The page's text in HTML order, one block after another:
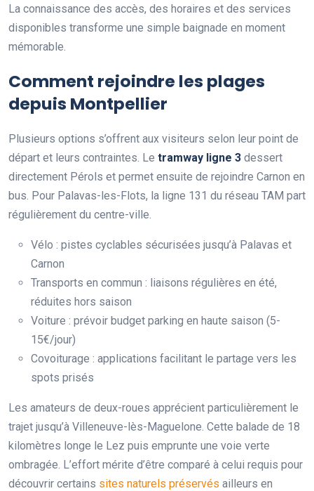
La connaissance des accès, des horaires et des services
disponibles transforme une simple baignade en moment
mémorable.
Comment rejoindre les plages
depuis Montpellier
Plusieurs options s’offrent aux visiteurs selon leur point de
départ et leurs contraintes. Le tramway ligne 3 dessert
directement Pérols et permet ensuite de rejoindre Carnon en
bus. Pour Palavas-les-Flots, la ligne 131 du réseau TAM part
régulièrement du centre-ville.
Vélo : pistes cyclables sécurisées jusqu’à Palavas et
Carnon
Transports en commun : liaisons régulières en été,
réduites hors saison
Voiture : prévoir budget parking en haute saison (5-
15€/jour)
Covoiturage : applications facilitant le partage vers les
spots prisés
Les amateurs de deux-roues apprécient particulièrement le
trajet jusqu’à Villeneuve-lès-Maguelone. Cette balade de 18
kilomètres longe le Lez puis emprunte une voie verte
ombragée. L’effort mérite d’être comparé à celui requis pour
découvrir certains sites naturels préservés ailleurs en